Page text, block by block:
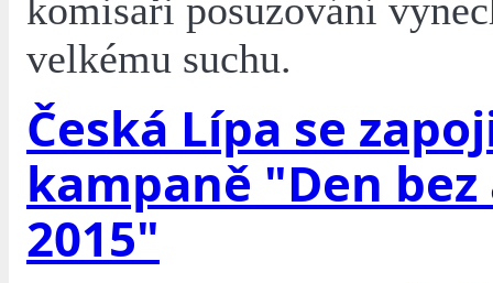
komisaři posuzování
velkému suchu.
Česká Lípa se
kampaně "Den
2015"